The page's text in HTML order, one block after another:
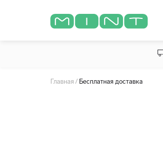
Главная Бесплатная доставка